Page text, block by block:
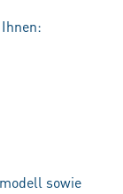
sowie